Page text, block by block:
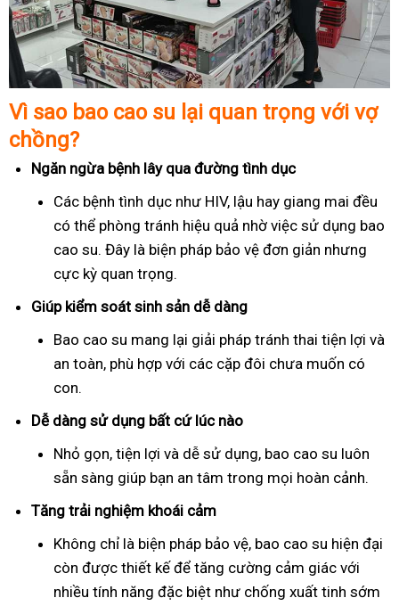
Vì sao bao cao su lại quan trọng với vợ
chồng?
Ngăn ngừa bệnh lây qua đường tình dục
Các bệnh tình dục như HIV, lậu hay giang mai đều
có thể phòng tránh hiệu quả nhờ việc sử dụng bao
cao su. Đây là biện pháp bảo vệ đơn giản nhưng
cực kỳ quan trọng.
Giúp kiểm soát sinh sản dễ dàng
Bao cao su mang lại giải pháp tránh thai tiện lợi và
an toàn, phù hợp với các cặp đôi chưa muốn có
con.
Dễ dàng sử dụng bất cứ lúc nào
Nhỏ gọn, tiện lợi và dễ sử dụng, bao cao su luôn
sẵn sàng giúp bạn an tâm trong mọi hoàn cảnh.
Tăng trải nghiệm khoái cảm
Không chỉ là biện pháp bảo vệ, bao cao su hiện đại
còn được thiết kế để tăng cường cảm giác với
nhiều tính năng đặc biệt như chống xuất tinh sớm